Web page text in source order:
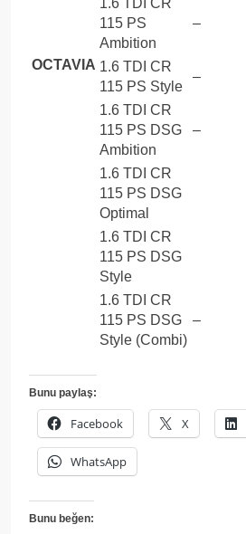
OCTAVIA
115 PS
Ambition
–
1.6 TDI CR
115 PS Style
–
1.6 TDI CR
115 PS DSG
Ambition
–
1.6 TDI CR
115 PS DSG
Optimal
1.6 TDI CR
115 PS DSG
Style
1.6 TDI CR
115 PS DSG
Style (Combi)
–
Bunu paylaş:
Facebook X
WhatsApp
Bunu beğen: